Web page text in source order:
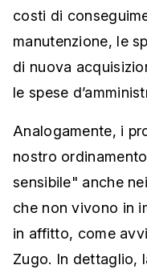
costi di
manutenzione, le
di nuova
le spese
Analogamente, i
nostro
sensibile" anche
che non vivono in
in affitto, come
Zugo. In dettaglio,